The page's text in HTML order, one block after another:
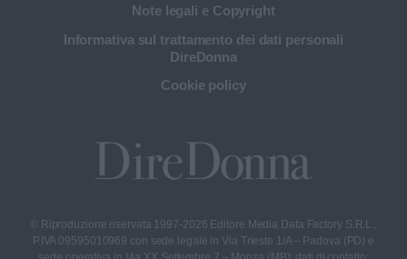
Note legali e Copyright
Informativa sul trattamento dei dati personali
DireDonna
Cookie policy
© Riproduzione riservata 1997-2026 Editore Media Data Factory S.R.L.,
P.IVA 09595010969 con sede legale in Via Trieste 1/A – Padova (PD) e